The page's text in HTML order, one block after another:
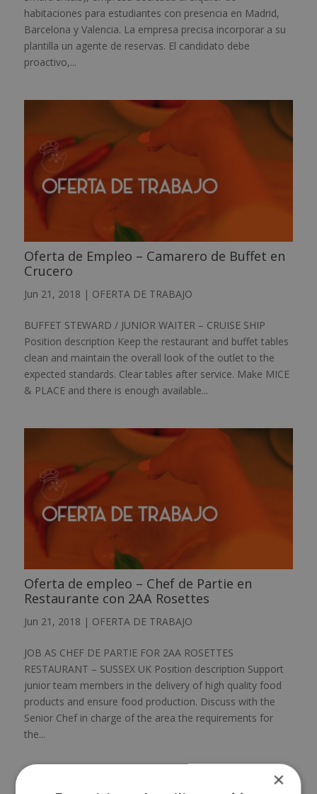
habitaciones para estudiantes con presencia en Madrid,
Barcelona y Valencia. La empresa precisa incorporar a su
plantilla un agente de reservas. El candidato debe
proactivo,...
Oferta de Empleo – Camarero de Buffet en
Crucero
Jun 21, 2018 | OFERTA DE TRABAJO
BUFFET STEWARD / JUNIOR WAITER – CRUISE SHIP
Position description Keep the restaurant and buffet tables
clean and maintain the overall look of the outlet to the
expected standards. Clear tables after service. Make MICE
& PLACE and there is enough available...
Oferta de empleo – Chef de Partie en
Restaurante con 2AA Rosettes
Jun 21, 2018 | OFERTA DE TRABAJO
JOB AS CHEF DE PARTIE FOR 2AA ROSETTES
RESTAURANT – SUSSEX UK Position description Support
junior team members in the delivery of high quality food
products and ensure food production. Discuss with the
Senior Chef in charge of the area the requirements for
the...
×